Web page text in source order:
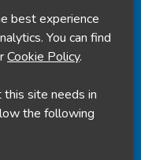
best experience
You can find
Cookie Policy.
site needs in
the following